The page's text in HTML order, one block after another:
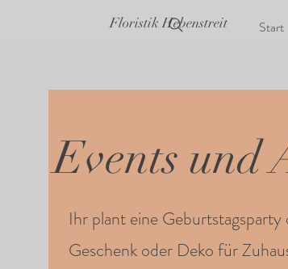
Floristik Hebenstreit Start
Events und
Ihr plant eine
Geschenk oder Deko für